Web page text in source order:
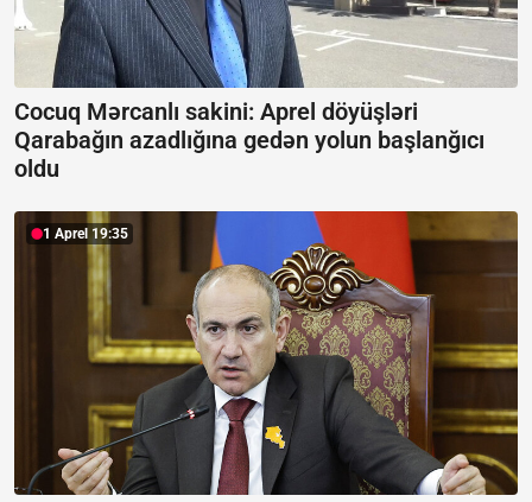
Cocuq Mərcanlı sakini: Aprel döyüşləri
Qarabağın azadlığına gedən yolun başlanğıcı
oldu
1 Aprel 19:35